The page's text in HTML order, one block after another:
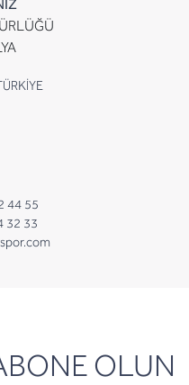
44 55
32 33
OLUN